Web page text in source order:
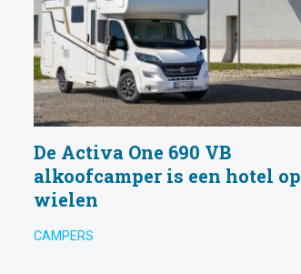
De Activa One 690 VB
alkoofcamper is een hotel op
wielen
CAMPERS